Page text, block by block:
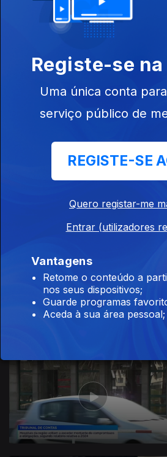
Registe-se na
Uma única conta
serviço público de
REGISTE-SE
Quero registar-me
Entrar (utilizadores
Vantagens
Retome o conteúdo a
nos seus dispositivos;
Guarde programas
Aceda à sua área pessoal;